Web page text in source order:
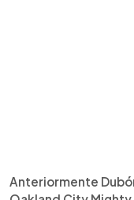
Anteriormente